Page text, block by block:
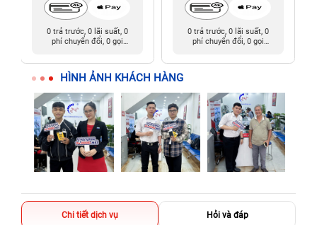
0 trả trước, 0 lãi suất, 0
phí chuyển đổi, 0 gọi
0 trả trước, 0 lãi suất, 0
phí chuyển đổi, 0 gọi
HÌNH ẢNH KHÁCH HÀNG
Chi tiết dịch vụ Hỏi và đáp